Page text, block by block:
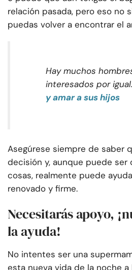
relación pasada, pero eso no
puedas volver a encontrar el
Hay muchos
interesados por igual.
y amar a sus hijos
Asegúrese siempre de saber
decisión y, aunque puede ser
cosas, realmente puede
renovado y firme.
Necesitarás apoyo,
la ayuda!
No intentes ser una
esta nueva vida de la noche